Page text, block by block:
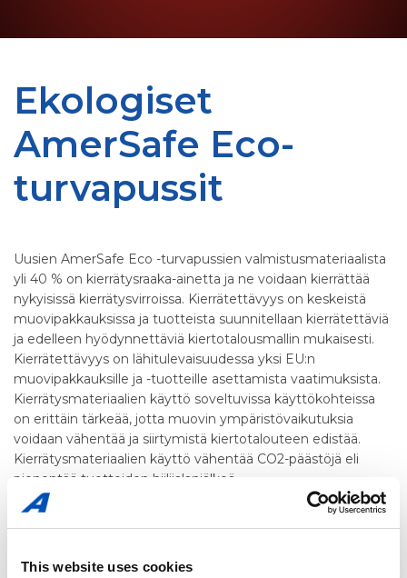
This website uses cookies
Ekologiset
AmerSafe Eco-
turvapussit
Uusien AmerSafe Eco -turvapussien valmistusmateriaalista
yli 40 % on kierrätysraaka-ainetta ja ne voidaan kierrättää
nykyisissä kierrätysvirroissa. Kierrätettävyys on keskeistä
muovipakkauksissa ja tuotteista suunnitellaan kierrätettäviä
ja edelleen hyödynnettäviä kiertotalousmallin mukaisesti.
Kierrätettävyys on lähitulevaisuudessa yksi EU:n
muovipakkauksille ja -tuotteille asettamista vaatimuksista.
Kierrätysmateriaalien käyttö soveltuvissa käyttökohteissa
on erittäin tärkeää, jotta muovin ympäristövaikutuksia
voidaan vähentää ja siirtymistä kiertotalouteen edistää.
Kierrätysmateriaalien käyttö vähentää CO2-päästöjä eli
pienentää tuotteiden hiilijalanjälkeä.